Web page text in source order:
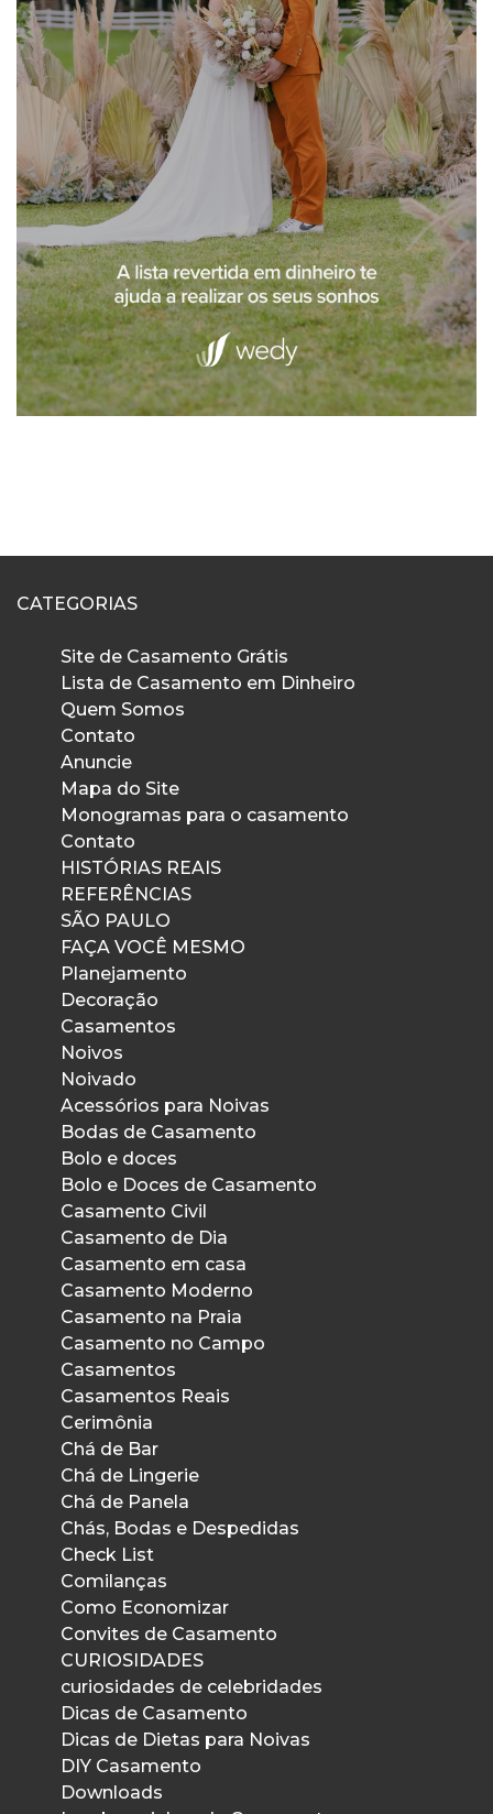
CATEGORIAS
Site de Casamento Grátis
Lista de Casamento em Dinheiro
Quem Somos
Contato
Anuncie
Mapa do Site
Monogramas para o casamento
Contato
HISTÓRIAS REAIS
REFERÊNCIAS
SÃO PAULO
FAÇA VOCÊ MESMO
Planejamento
Decoração
Casamentos
Noivos
Noivado
Acessórios para Noivas
Bodas de Casamento
Bolo e doces
Bolo e Doces de Casamento
Casamento Civil
Casamento de Dia
Casamento em casa
Casamento Moderno
Casamento na Praia
Casamento no Campo
Casamentos
Casamentos Reais
Cerimônia
Chá de Bar
Chá de Lingerie
Chá de Panela
Chás, Bodas e Despedidas
Check List
Comilanças
Como Economizar
Convites de Casamento
CURIOSIDADES
curiosidades de celebridades
Dicas de Casamento
Dicas de Dietas para Noivas
DIY Casamento
Downloads